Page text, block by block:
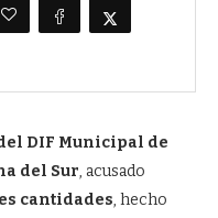
DIF Municipal de
del Sur, acusado
cantidades, hecho